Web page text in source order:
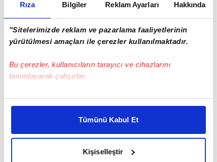
Rıza Bilgiler Reklam Ayarları Hakkında
"Sitelerimizde reklam ve pazarlama faaliyetlerinin
yürütülmesi amaçları ile çerezler kullanılmaktadır.
Bu çerezler, kullanıcıların tarayıcı ve cihazlarını
tanımlayarak çalışırlar.
Bu çerezlere izin vermeniz halinde sizlere özel
daha iyi reklam deneyimi yaşatabiliriz. Bunu yaparken
amacımızın size daha iyi bir reklam deneyimi sunmak
elimizden gelen çabayı gösterdiğimizi ve bu noktada,
Tümünü Kabul Et
Kişiselleştir